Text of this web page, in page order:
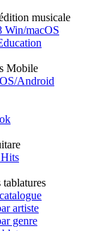
musicale
Win/macOS
Mobile
Android
artiste
genre